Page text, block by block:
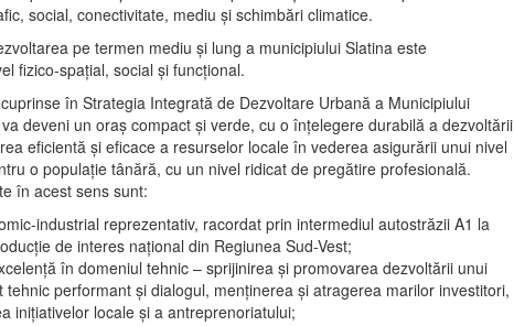
social, conectivitate, mediu şi schimbări climatice.
pe termen mediu şi lung a municipiului Slatina este
fizico-spaţial, social şi funcţional.
în Strategia Integrată de Dezvoltare Urbană a Municipiului
deveni un oraş compact şi verde, cu o înţelegere durabilă a dezvoltării
eficientă şi eficace a resurselor locale în vederea asigurării unui nivel
o populaţie tânără, cu un nivel ridicat de pregătire profesională.
în acest sens sunt:
industrial reprezentativ, racordat prin intermediul autostrăzii A1 la
de interes naţional din Regiunea Sud-Vest;
în domeniul tehnic – sprijinirea şi promovarea dezvoltării unui
performant şi dialogul, menţinerea şi atragerea marilor investitori,
iniţiativelor locale şi a antreprenoriatului;